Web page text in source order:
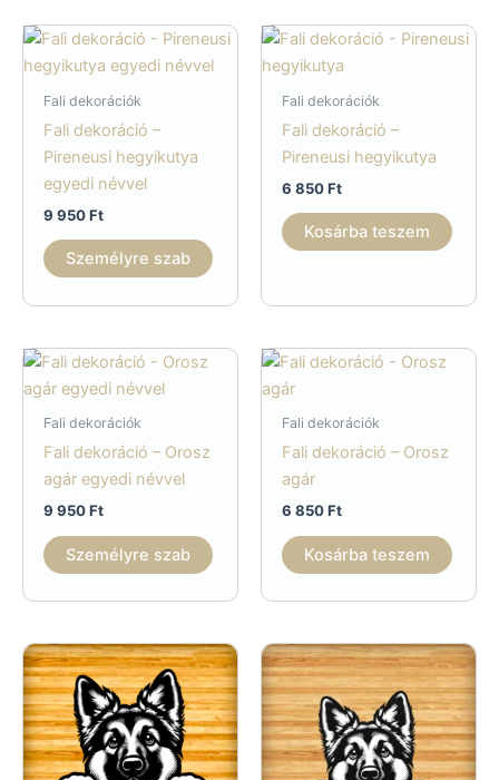
Fali dekorációk
Fali dekoráció –
Pireneusi hegyikutya
egyedi névvel
9 950Ft
Személyre szab
Fali dekorációk
Fali dekoráció –
Pireneusi hegyikutya
6 850Ft
Kosárba teszem
Fali dekorációk
Fali dekoráció – Orosz
agár egyedi névvel
9 950Ft
Személyre szab
Fali dekorációk
Fali dekoráció – Orosz
agár
6 850Ft
Kosárba teszem